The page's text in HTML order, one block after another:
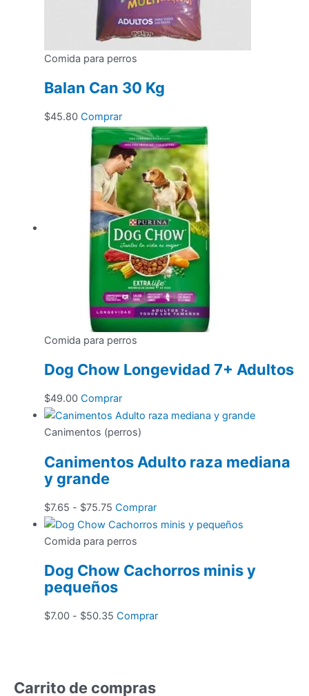
Comida para perros
Balan Can 30 Kg
$45.80 Comprar
Comida para perros
Dog Chow Longevidad 7+ Adultos
$49.00 Comprar
Canimentos (perros)
Canimentos Adulto raza mediana
y grande
$7.65 - $75.75Rango
de
precios:
$7.65
hasta
ComprarEste
producto
variantes.
se
la
Comida para perros
Dog Chow Cachorros minis y
pequeños
$7.00 - $50.35Rango
ComprarEste
Carrito de compras